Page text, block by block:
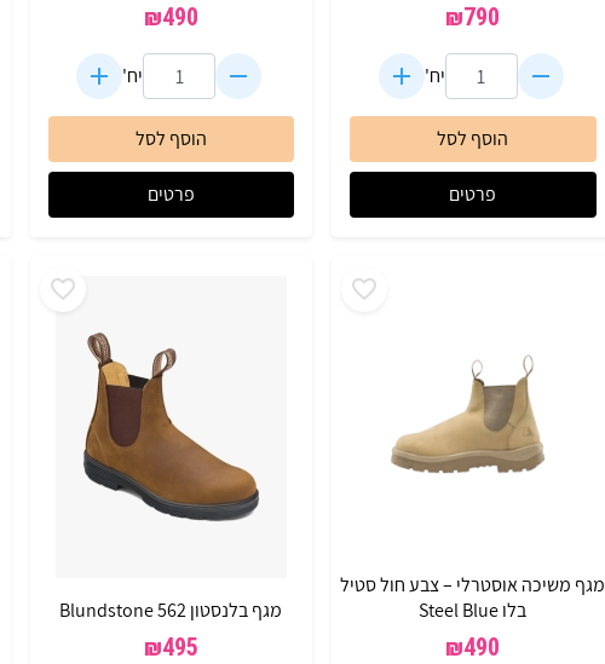
₪790
יח'
הוסף לסל
פרטים
₪490
יח'
הוסף לסל
פרטים
מגף משיכה אוסטרלי – צבע חול סטיל
בלו Steel Blue
₪490
מגף בלנסטון 562 Blundstone
₪495